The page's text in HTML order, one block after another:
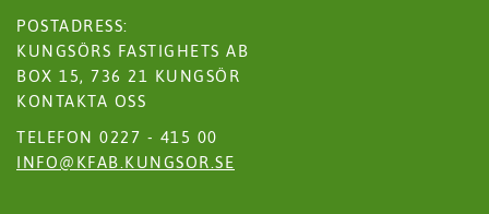
POSTADRESS:
KUNGSÖRS FASTIGHETS AB
BOX 15, 736 21 KUNGSÖR
KONTAKTA OSS
TELEFON 0227 - 415 00
INFO@KFAB.KUNGSOR.SE